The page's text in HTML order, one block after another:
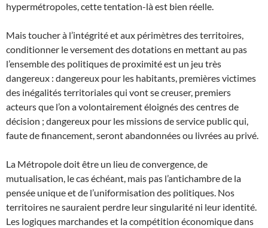
hypermétropoles, cette tentation-là est bien réelle.
Mais toucher à l’intégrité et aux périmètres des territoires,
conditionner le versement des dotations en mettant au pas
l’ensemble des politiques de proximité est un jeu très
dangereux : dangereux pour les habitants, premières victimes
des inégalités territoriales qui vont se creuser, premiers
acteurs que l’on a volontairement éloignés des centres de
décision ; dangereux pour les missions de service public qui,
faute de financement, seront abandonnées ou livrées au privé.
La Métropole doit être un lieu de convergence, de
mutualisation, le cas échéant, mais pas l’antichambre de la
pensée unique et de l’uniformisation des politiques. Nos
territoires ne sauraient perdre leur singularité ni leur identité.
Les logiques marchandes et la compétition économique dans